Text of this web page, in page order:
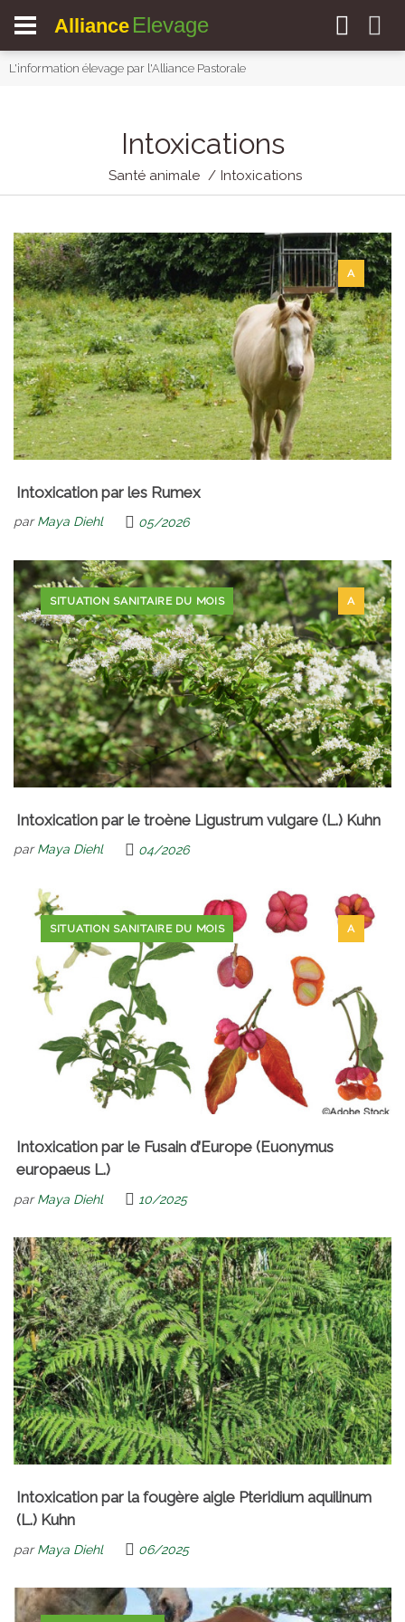
Alliance Elevage
L'information élevage par l'Alliance Pastorale
Intoxications
Santé animale Intoxications
A
Intoxication par les Rumex
parMaya Diehl 05/2026
SITUATION SANITAIRE DU MOIS A
Intoxication par le troène Ligustrum vulgare (L.) Kuhn
parMaya Diehl 04/2026
SITUATION SANITAIRE DU MOIS A
Intoxication par le Fusain d’Europe (Euonymus
europaeus L.)
parMaya Diehl 10/2025
Intoxication par la fougère aigle Pteridium aquilinum
(L.) Kuhn
parMaya Diehl 06/2025